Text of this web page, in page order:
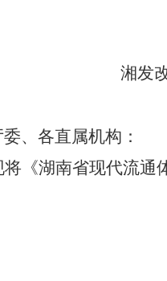
湘发
、各直属机构 ：
将 《湖南省现代流通